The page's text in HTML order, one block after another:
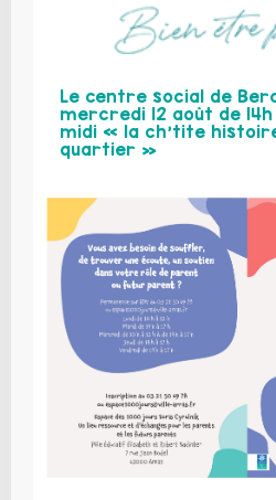
Le centre social de
mercredi 12 août de
midi « la ch’tite
quartier »